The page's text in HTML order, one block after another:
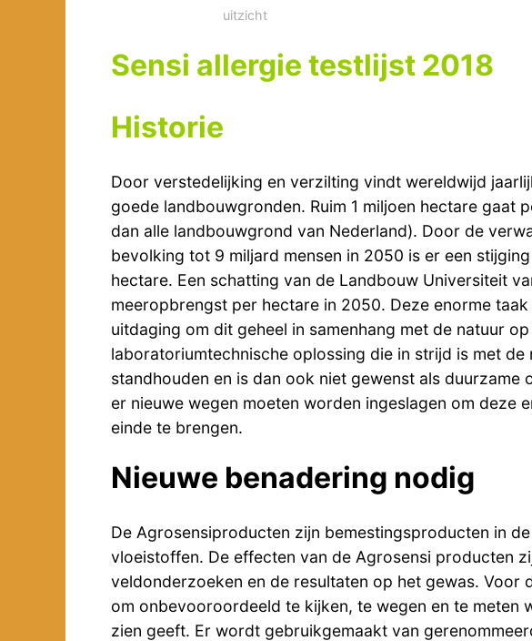
uitzicht
Sensi allergie testlijst 2018
Historie
Door verstedelijking en verzilting vindt wereldwijd
goede landbouwgronden. Ruim 1 miljoen hectare gaat
dan alle landbouwgrond van Nederland). Door de
bevolking tot 9 miljard mensen in 2050 is er een
hectare. Een schatting van de Landbouw Universiteit
meeropbrengst per hectare in 2050. Deze enorme
uitdaging om dit geheel in samenhang met de natuur
laboratoriumtechnische oplossing die in strijd is met de
standhouden en is dan ook niet gewenst als duurzame
er nieuwe wegen moeten worden ingeslagen om deze
einde te brengen.
Nieuwe benadering nodig
De Agrosensiproducten zijn bemestingsproducten in
vloeistoffen. De effecten van de Agrosensi producten
veldonderzoeken en de resultaten op het gewas. Voor
om onbevooroordeeld te kijken, te wegen en te meten
zien geeft. Er wordt gebruikgemaakt van